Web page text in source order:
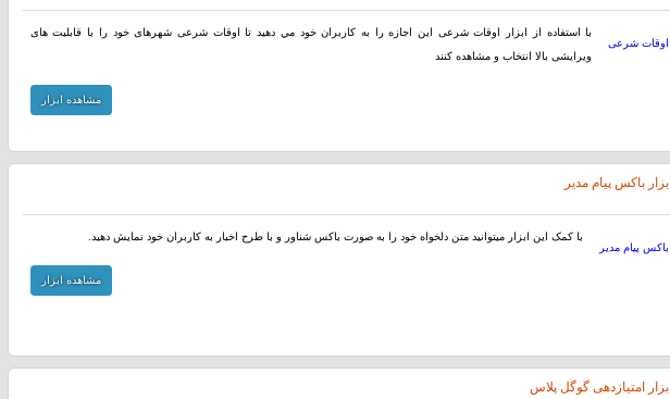
با استفاده از ابزار اوقات شرعی اين اجازه را به کاربران خود مي دهيد تا اوقات شرعی شهرهای خود را با قابلیت های
ویرایشی بالا انتخاب و مشاهده کنند
مشاهده ابزار
ابزار باکس پیام مدیر
با کمک این ابزار میتوانید متن دلخواه خود را به صورت باکس شناور و با طرح اخبار به کاربران خود نمایش دهید.
مشاهده ابزار
ابزار امتیازدهی گوگل پلاس